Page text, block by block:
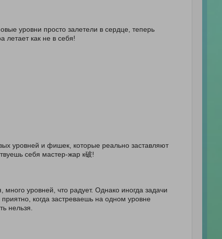
уровни просто залетели в сердце, теперь
летает как не в себя!
уровней и фишек, которые реально заставляют
себя мастер-жар к破!
уровней, что радует. Однако иногда задачи
когда застреваешь на одном уровне
нельзя.